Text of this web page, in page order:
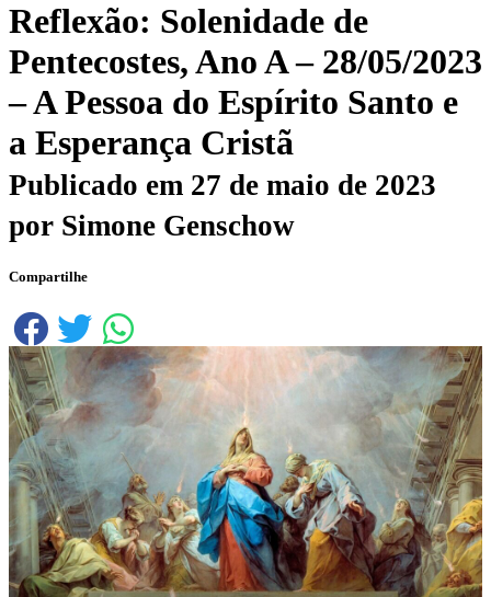
Reflexão: Solenidade de
Pentecostes, Ano A – 28/05/2023
– A Pessoa do Espírito Santo e
a Esperança Cristã
Publicado em 27 de maio de 2023
por Simone Genschow
Compartilhe